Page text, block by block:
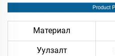
Материал
Уулзалт